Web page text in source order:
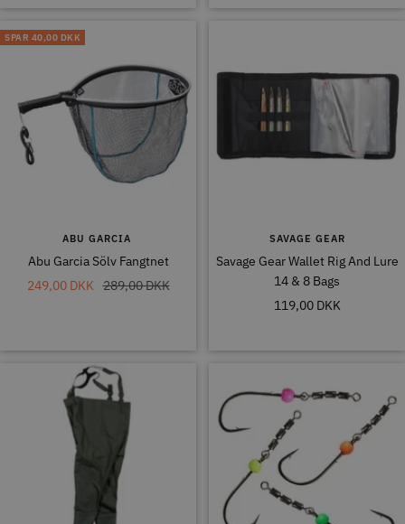
SPAR 40,00 DKK
ABU GARCIA
Abu Garcia Sölv Fangtnet
Tilbudspris
249,00 DKK Normal
289,00 DKK
SAVAGE GEAR
Savage Gear Wallet Rig And Lure
14 & 8 Bags
Tilbudspris
119,00 DKK